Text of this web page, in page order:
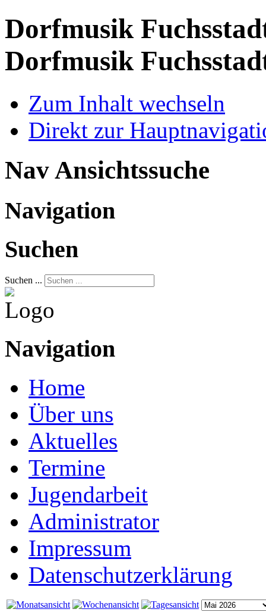
Dorfmusik
Dorfmusik
Zum Inhalt wechseln
Direkt zur
Nav Ansichtssuche
Navigation
Suchen
Suchen ...
Navigation
Home
Über uns
Aktuelles
Termine
Jugendarbeit
Administrator
Impressum
Datenschutzerklärung